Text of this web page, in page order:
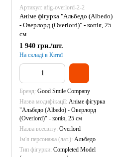
Артикул: afig-overlord-2-2
Аніме фігурка "Альбедо (Albedo)
- Оверлорд (Overlord)" - копія, 25
см
1 940 грн./шт.
На складі в Китаї
Бренд Good Smile Company
Назва модифікації Аніме фігурка
"Альбедо (Albedo) - Оверлорд
(Overlord)" - копія, 25 см
Назва всесвіту Overlord
Ім'я персонажа (лат.) Альбедо
Тип фігурки Completed Model